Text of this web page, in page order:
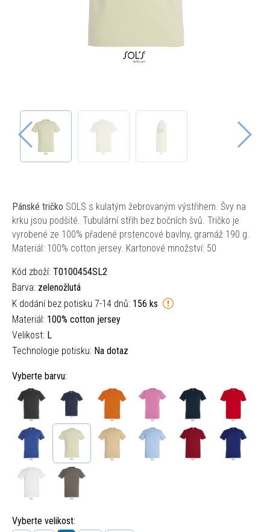
Pánské tričko SOLS s kulatým žebrovaným výstřihem. Švy na
krku jsou podšité. Tubulární střih bez bočních švů. Tričko je
vyrobené ze 100% přadené prstencové bavlny, gramáž 190 g.
Materiál: 100% cotton jersey. Kartonové množství: 50
Kód zboží: T0100454SL2
Barva: zelenožlutá
K dodání bez potisku 7-14 dnů: 156 ks
Materiál: 100% cotton jersey
Velikost: L
Technologie potisku: Na dotaz
Vyberte barvu:
Vyberte velikost: